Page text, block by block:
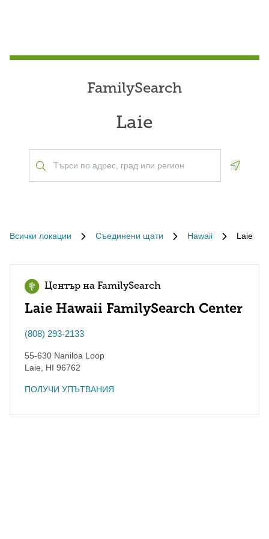
FamilySearch
Laie
Всички локации Съединени щати Hawaii Laie
Център на FamilySearch
Laie Hawaii FamilySearch Center
(808) 293-2133
55-630 Naniloa Loop
Laie
HI 96762
ПОЛУЧИ УПЪТВАНИЯ